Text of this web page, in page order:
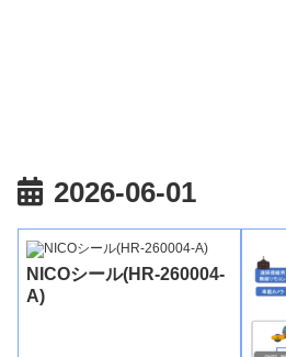
2026-06-01
NICOシール(HR-260004-
A)